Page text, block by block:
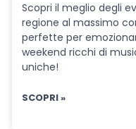
Scopri il meglio degli
regione al massimo
perfette per
weekend ricchi di
uniche!
SCOPRI »